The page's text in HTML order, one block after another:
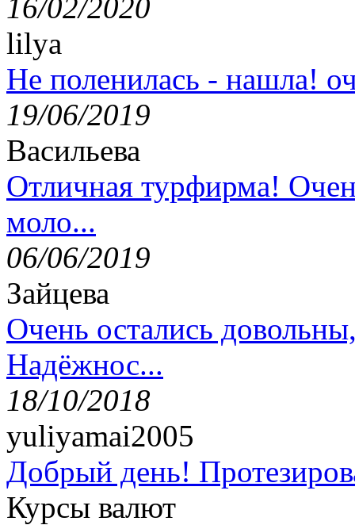
16/02/2020
lilya
Не поленилась - нашла!
19/06/2019
Васильева
Отличная турфирма!
моло...
06/06/2019
Зайцева
Очень остались
Надёжнос...
18/10/2018
yuliyamai2005
Добрый день!
Курсы валют